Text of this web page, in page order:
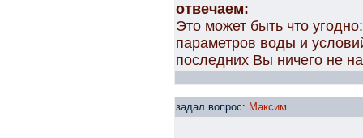
отвечаем:
Это может быть что
параметров воды и
последних Вы ничего не
задал вопрос: Максим